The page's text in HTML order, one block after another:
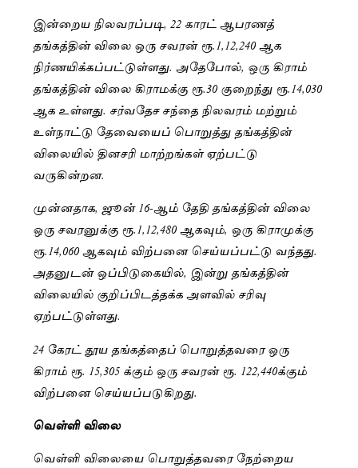
இன்றைய நிலவரப்படி, 22 காரட் ஆபரணத்
தங்கத்தின் விலை ஒரு சவரன் ரூ.1,12,240 ஆக
நிர்ணயிக்கப்பட்டுள்ளது. அதேபோல், ஒரு கிராம்
தங்கத்தின் விலை கிராமக்கு ரூ.30 குறைந்து ரூ.14,030
ஆக உள்ளது. சர்வதேச சந்தை நிலவரம் மற்றும்
உள்நாட்டு தேவையைப் பொறுத்து தங்கத்தின்
விலையில் தினசரி மாற்றங்கள் ஏற்பட்டு
வருகின்றன.
முன்னதாக, ஜூன் 16-ஆம் தேதி தங்கத்தின் விலை
ஒரு சவரனுக்கு ரூ.1,12,480 ஆகவும், ஒரு கிராமுக்கு
ரூ.14,060 ஆகவும் விற்பனை செய்யப்பட்டு வந்தது.
அதனுடன் ஒப்பிடுகையில், இன்று தங்கத்தின்
விலையில் குறிப்பிடத்தக்க அளவில் சரிவு
ஏற்பட்டுள்ளது.
24 கேரட் தூய தங்கத்தைப் பொறுத்தவரை ஒரு
கிராம் ரூ. 15,305 க்கும் ஒரு சவரன் ரூ. 122,440க்கும்
விற்பனை செய்யப்படுகிறது.
வெள்ளி விலை
வெள்ளி விலையை பொறுத்தவரை நேற்றைய